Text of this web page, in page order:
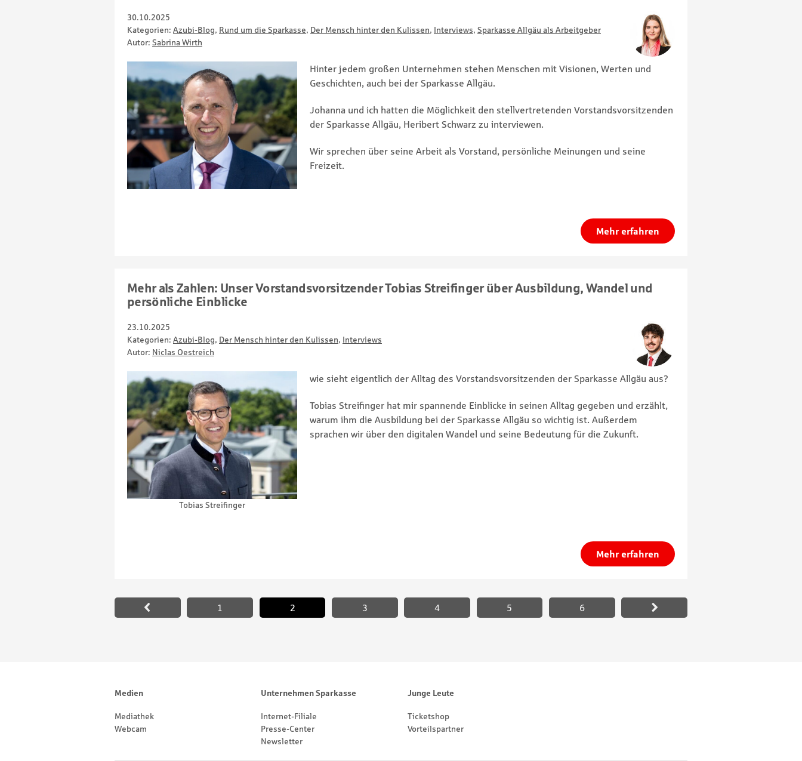
30.10.2025
Kategorien: Azubi-Blog, Rund um die Sparkasse, Der Mensch hinter den Kulissen, Interviews, Sparkasse Allgäu als Arbeitgeber
Autor: Sabrina Wirth
Hinter jedem großen Unternehmen stehen Menschen mit Visionen, Werten und
Geschichten, auch bei der Sparkasse Allgäu.
Johanna und ich hatten die Möglichkeit den stellvertretenden Vorstandsvorsitzenden
der Sparkasse Allgäu, Heribert Schwarz zu interviewen.
Wir sprechen über seine Arbeit als Vorstand, persönliche Meinungen und seine
Freizeit.
Mehr erfahren
Mehr als Zahlen: Unser Vorstandsvorsitzender Tobias Streifinger über Ausbildung, Wandel und
persönliche Einblicke
23.10.2025
Kategorien: Azubi-Blog, Der Mensch hinter den Kulissen, Interviews
Autor: Niclas Oestreich
Tobias Streifinger
wie sieht eigentlich der Alltag des Vorstandsvorsitzenden der Sparkasse Allgäu aus?
Tobias Streifinger hat mir spannende Einblicke in seinen Alltag gegeben und erzählt,
warum ihm die Ausbildung bei der Sparkasse Allgäu so wichtig ist. Außerdem
sprachen wir über den digitalen Wandel und seine Bedeutung für die Zukunft.
Mehr erfahren
Paginierung
1 2 3 4 5 6
Medien
Mediathek
Webcam
Unternehmen Sparkasse
Internet-Filiale
Presse-Center
Newsletter
Junge Leute
Ticketshop
Vorteilspartner